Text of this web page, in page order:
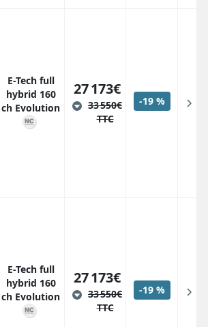
E-Tech full
hybrid 160
ch Evolution
27 173€
33 550€
TTC
-19 %
E-Tech full
hybrid 160
ch Evolution
27 173€
33 550€
TTC
-19 %